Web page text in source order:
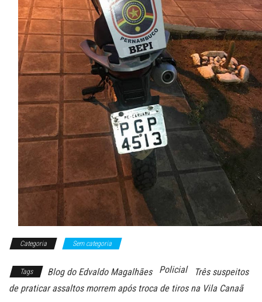
Categoria Sem categoria
Tags Blog do Edvaldo Magalhães Policial
Três suspeitos
de praticar assaltos morrem após troca de tiros na Vila Canaã